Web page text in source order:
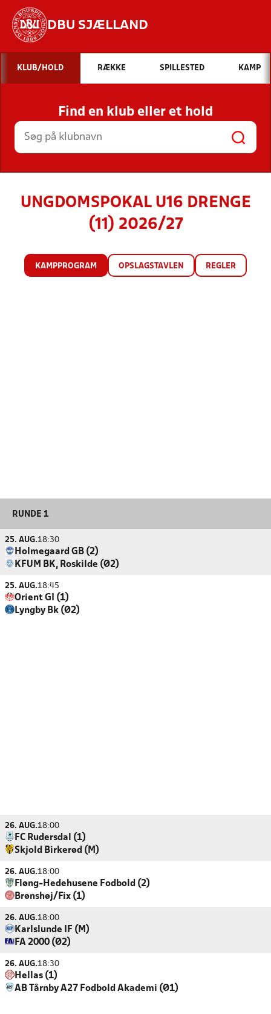
DBU SJÆLLAND
Hvad vil du søge efter?
INDHOLD OG NYHEDER
STILLINGER, RESULTATER, KLUBBER OG
HOLD
KLUB/HOLD RÆKKE SPILLESTED KAMP
Find en klub eller et hold
UNGDOMSPOKAL U16 DRENGE
(11) 2026/27
KAMPPROGRAM OPSLAGSTAVLEN REGLER
RUNDE 1
25. AUG.18:30
Holmegaard GB (2)
KFUM BK, Roskilde (Ø2)
25. AUG.18:45
Orient GI (1)
Lyngby Bk (Ø2)
26. AUG.18:00
FC Rudersdal (1)
Skjold Birkerød (M)
26. AUG.18:00
Fløng-Hedehusene Fodbold (2)
Brønshøj/Fix (1)
26. AUG.18:00
Karlslunde IF (M)
FA 2000 (Ø2)
26. AUG.18:30
Hellas (1)
AB Tårnby A27 Fodbold Akademi (Ø1)